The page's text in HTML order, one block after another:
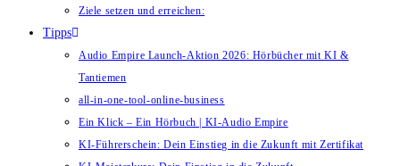
Ziele setzen und erreichen:
Tipps
Audio Empire Launch-Aktion 2026: Hörbücher mit KI &
Tantiemen
all-in-one-tool-online-business
Ein Klick – Ein Hörbuch | KI‑Audio Empire
KI-Führerschein: Dein Einstieg in die Zukunft mit Zertifikat